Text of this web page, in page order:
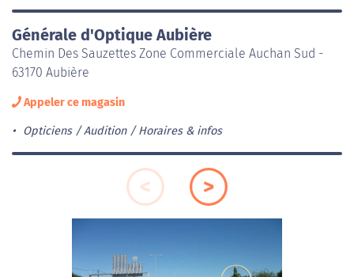
Générale d'Optique Aubière
Chemin Des Sauzettes Zone Commerciale Auchan Sud -
63170 Aubière
Appeler ce magasin
Opticiens / Audition Horaires & infos